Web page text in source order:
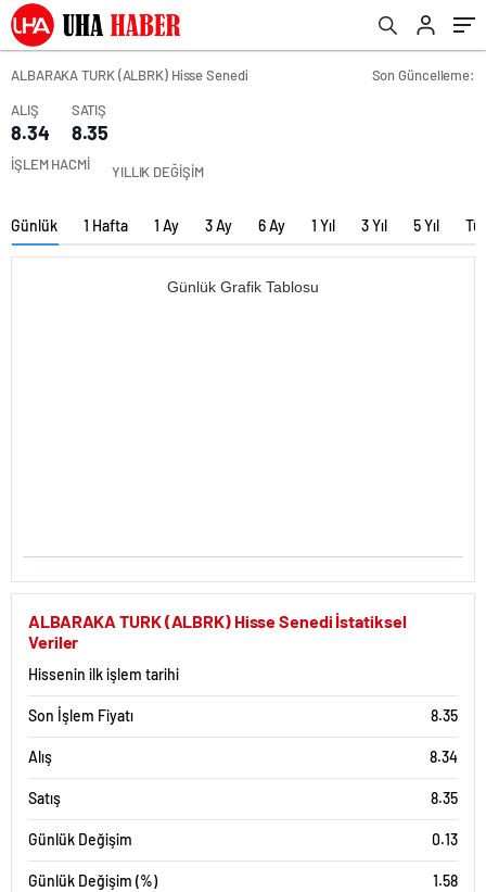
ALBARAKA TURK (ALBRK) Hisse Senedi
Son Güncelleme:
ALIŞ
8.34
SATIŞ
8.35
İŞLEM HACMİ YILLIK DEĞİŞİM
Günlük 1 Hafta 1 Ay 3 Ay 6 Ay 1 Yıl 3 Yıl 5 Yıl
Günlük Grafik Tablosu
ALBARAKA TURK (ALBRK) Hisse Senedi İstatiksel
Veriler
Hissenin ilk işlem tarihi
Son İşlem Fiyatı 8.35
Alış 8.34
Satış 8.35
Günlük Değişim 0.13
Günlük Değişim (%) 1.58